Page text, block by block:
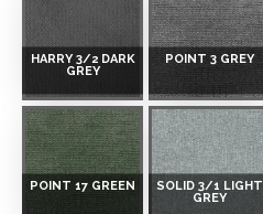
HARRY 3/2 DARK
GREY
POINT 3 GREY
POINT 17 GREEN
SOLID 3/1 LIGHT
GREY